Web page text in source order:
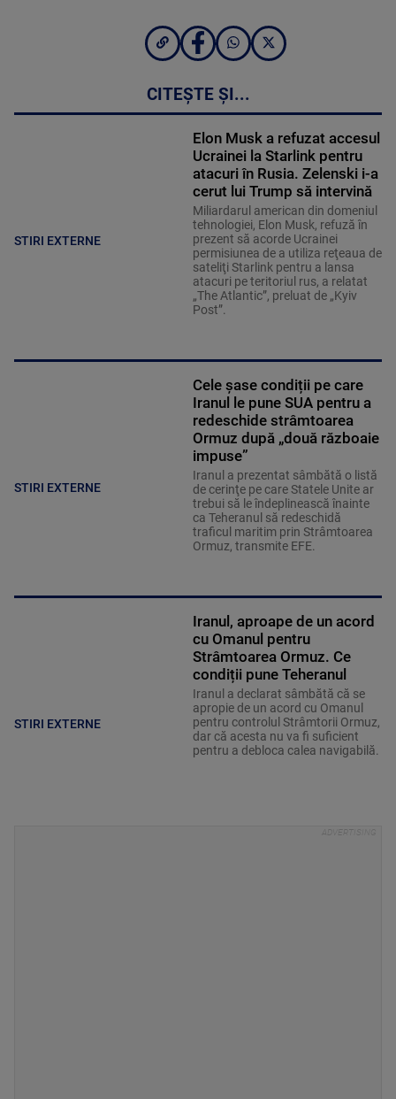
CITEȘTE ȘI...
STIRI EXTERNE
Elon Musk a refuzat accesul
Ucrainei la Starlink pentru
atacuri în Rusia. Zelenski i-a
cerut lui Trump să intervină
Miliardarul american din domeniul
tehnologiei, Elon Musk, refuză în
prezent să acorde Ucrainei
permisiunea de a utiliza reţeaua de
sateliţi Starlink pentru a lansa
atacuri pe teritoriul rus, a relatat
„The Atlantic”, preluat de „Kyiv
Post”.
STIRI EXTERNE
Cele șase condiții pe care
Iranul le pune SUA pentru a
redeschide strâmtoarea
Ormuz după „două războaie
impuse”
Iranul a prezentat sâmbătă o listă
de cerinţe pe care Statele Unite ar
trebui să le îndeplinească înainte
ca Teheranul să redeschidă
traficul maritim prin Strâmtoarea
Ormuz, transmite EFE.
STIRI EXTERNE
Iranul, aproape de un acord
cu Omanul pentru
Strâmtoarea Ormuz. Ce
condiții pune Teheranul
Iranul a declarat sâmbătă că se
apropie de un acord cu Omanul
pentru controlul Strâmtorii Ormuz,
dar că acesta nu va fi suficient
pentru a debloca calea navigabilă.